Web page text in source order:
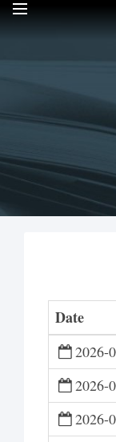
Date
2026-
2026-
2026-